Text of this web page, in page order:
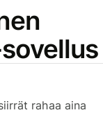
rahaa aina